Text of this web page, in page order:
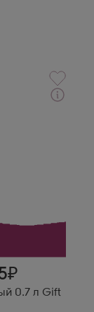
0.7 л Gift